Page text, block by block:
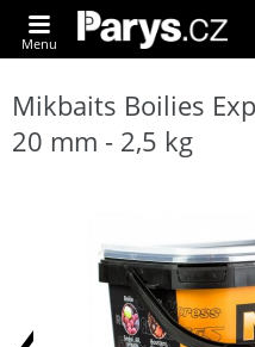
Menu
Mikbaits Boilies
20 mm - 2,5 kg